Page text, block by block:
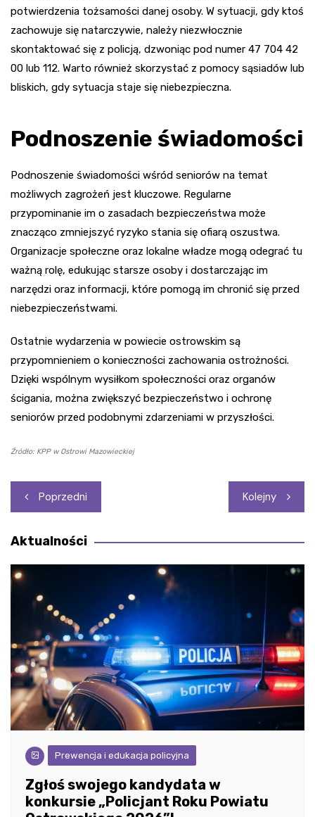
potwierdzenia tożsamości danej osoby. W sytuacji, gdy ktoś
zachowuje się natarczywie, należy niezwłocznie
skontaktować się z policją, dzwoniąc pod numer 47 704 42
00 lub 112. Warto również skorzystać z pomocy sąsiadów lub
bliskich, gdy sytuacja staje się niebezpieczna.
Podnoszenie świadomości
Podnoszenie świadomości wśród seniorów na temat
możliwych zagrożeń jest kluczowe. Regularne
przypominanie im o zasadach bezpieczeństwa może
znacząco zmniejszyć ryzyko stania się ofiarą oszustwa.
Organizacje społeczne oraz lokalne władze mogą odegrać tu
ważną rolę, edukując starsze osoby i dostarczając im
narzędzi oraz informacji, które pomogą im chronić się przed
niebezpieczeństwami.
Ostatnie wydarzenia w powiecie ostrowskim są
przypomnieniem o konieczności zachowania ostrożności.
Dzięki wspólnym wysiłkom społeczności oraz organów
ścigania, można zwiększyć bezpieczeństwo i ochronę
seniorów przed podobnymi zdarzeniami w przyszłości.
Źródło: KPP w Ostrowi Mazowieckiej
Nawigacja
wpisu
Poprzedni Kolejny
Aktualności
Prewencja i edukacja policyjna
Zgłoś swojego kandydata w
konkursie „Policjant Roku Powiatu